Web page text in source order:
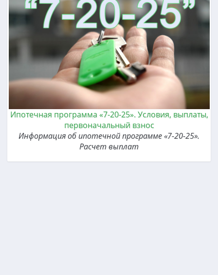
Ипотечная программа «7-20-25». Условия, выплаты,
первоначальный взнос
Информация об ипотечной программе «7-20-25».
Расчет выплат